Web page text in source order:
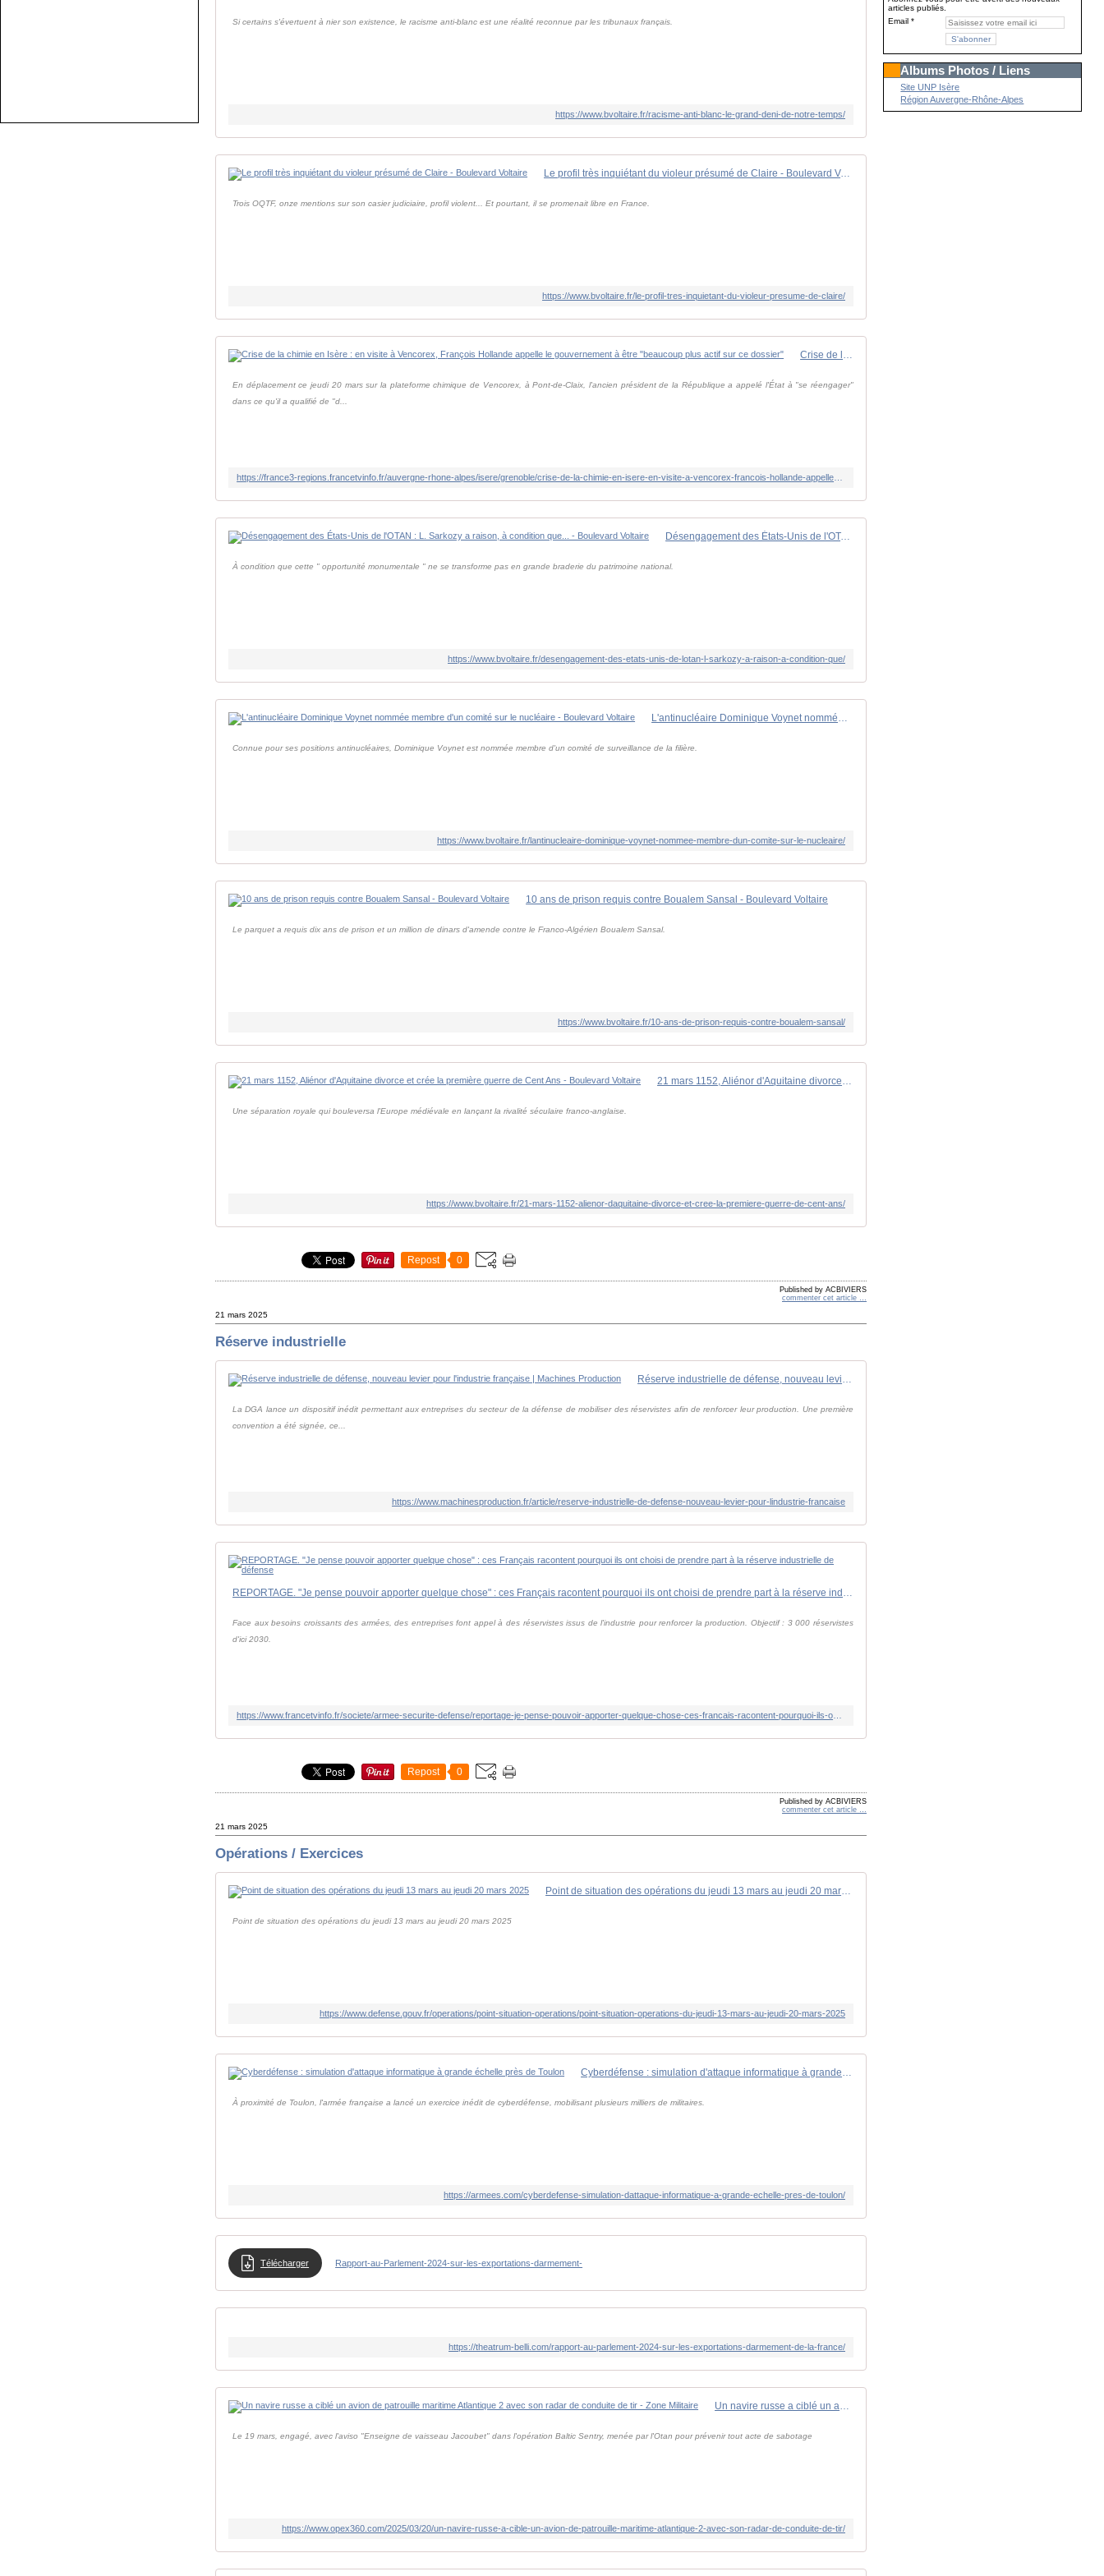
Si certains s'évertuent à nier son existence, le racisme anti-blanc est une réalité reconnue par les tribunaux français.
https://www.bvoltaire.fr/racisme-anti-blanc-le-grand-deni-de-notre-temps/
Le profil très inquiétant du violeur présumé de Claire - Boulevard Voltaire
Trois OQTF, onze mentions sur son casier judiciaire, profil violent... Et pourtant, il se promenait libre en France.
https://www.bvoltaire.fr/le-profil-tres-inquietant-du-violeur-presume-de-claire/
En déplacement ce jeudi 20 mars sur la plateforme chimique de Vencorex, à Pont-de-Claix, l'ancien président de la République a appelé l'État à "se réengager"
dans ce qu'il a qualifié de "d...
Désengagement des États-Unis de l'OTAN : L. Sarkozy a raison, à condition que... - Boulevard Voltaire
À condition que cette " opportunité monumentale " ne se transforme pas en grande braderie du patrimoine national.
https://www.bvoltaire.fr/desengagement-des-etats-unis-de-lotan-l-sarkozy-a-raison-a-condition-que/
Connue pour ses positions antinucléaires, Dominique Voynet est nommée membre d'un comité de surveillance de la filière.
https://www.bvoltaire.fr/lantinucleaire-dominique-voynet-nommee-membre-dun-comite-sur-le-nucleaire/
10 ans de prison requis contre Boualem Sansal - Boulevard Voltaire
Le parquet a requis dix ans de prison et un million de dinars d'amende contre le Franco-Algérien Boualem Sansal.
https://www.bvoltaire.fr/10-ans-de-prison-requis-contre-boualem-sansal/
Une séparation royale qui bouleversa l'Europe médiévale en lançant la rivalité séculaire franco-anglaise.
https://www.bvoltaire.fr/21-mars-1152-alienor-daquitaine-divorce-et-cree-la-premiere-guerre-de-cent-ans/
Repost 0
Published by ACBIVIERS
commenter cet article
21 mars 2025
Réserve industrielle
La DGA lance un dispositif inédit permettant aux entreprises du secteur de la défense de mobiliser des réservistes afin de renforcer leur production. Une première
convention a été signée, ce...
https://www.machinesproduction.fr/article/reserve-industrielle-de-defense-nouveau-levier-pour-lindustrie-francaise
Face aux besoins croissants des armées, des entreprises font appel à des réservistes issus de l'industrie pour renforcer la production. Objectif : 3 000 réservistes
d'ici 2030.
Repost 0
Published by ACBIVIERS
commenter cet article
21 mars 2025
Opérations / Exercices
Point de situation des opérations du jeudi 13 mars au jeudi 20 mars 2025
https://www.defense.gouv.fr/operations/point-situation-operations/point-situation-operations-du-jeudi-13-mars-au-jeudi-20-mars-2025
À proximité de Toulon, l'armée française a lancé un exercice inédit de cyberdéfense, mobilisant plusieurs milliers de militaires.
https://armees.com/cyberdefense-simulation-dattaque-informatique-a-grande-echelle-pres-de-toulon/
Télécharger Rapport-au-Parlement-2024-sur-les-exportations-darmement-
https://theatrum-belli.com/rapport-au-parlement-2024-sur-les-exportations-darmement-de-la-france/
Le 19 mars, engagé, avec l'aviso "Enseigne de vaisseau Jacoubet" dans l'opération Baltic Sentry, menée par l'Otan pour prévenir tout acte de sabotage
https://www.opex360.com/2025/03/20/un-navire-russe-a-cible-un-avion-de-patrouille-maritime-atlantique-2-avec-son-radar-de-conduite-de-tir/
articles publiés.
Email
Albums Photos / Liens
Site UNP Isère
Région Auvergne-Rhône-Alpes